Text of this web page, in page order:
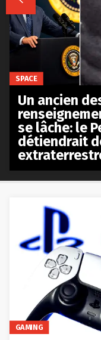
GAMING
SPACE
Un ancien
se lâche: le
détiendrait